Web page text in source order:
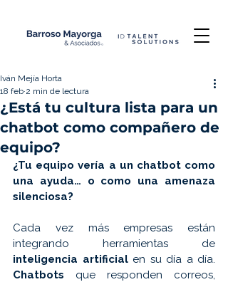
¿Está tu cultura lista para un
chatbot como compañero de
equipo?
Iván Mejía Horta
18 feb 2 min de lectura
¿Tu equipo vería a un chatbot como
una ayuda… o como una amenaza
silenciosa?
Cada vez más empresas están
integrando herramientas de
inteligencia artificial
Chatbots que responden correos,